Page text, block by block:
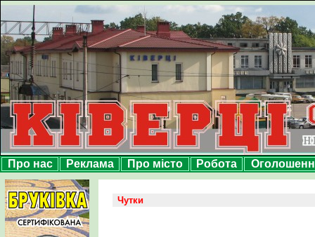
Про нас Реклама Про місто Робота
Чутки